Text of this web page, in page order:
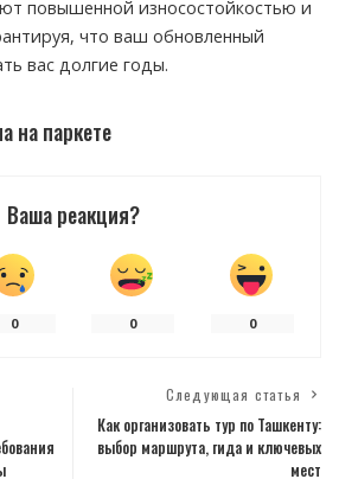
повышенной износостойкостью и
что ваш обновленный
вас долгие годы.
Ваша реакция?
0 0 0
Следующая статья
Как организовать тур по Ташкенту:
выбор маршрута, гида и ключевых
мест